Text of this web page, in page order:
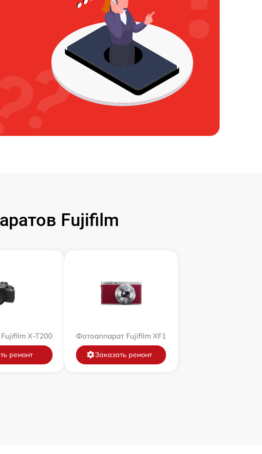
Fujifilm
X-T200
ремонт
Фотоаппарат Fujifilm XF1
Заказать ремонт